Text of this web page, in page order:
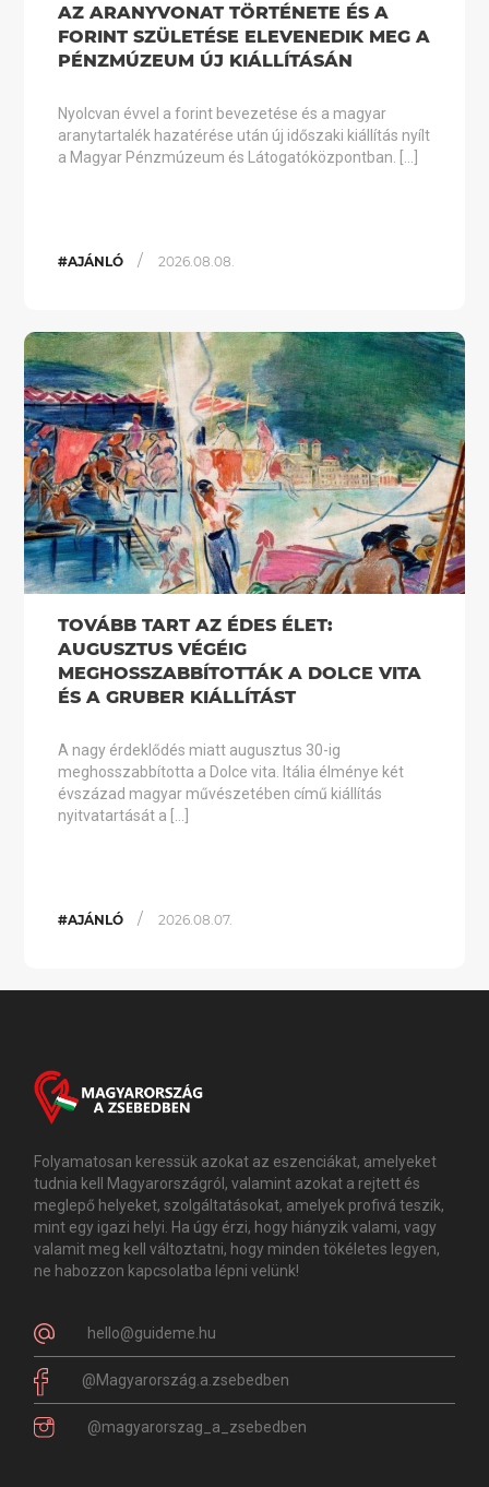
AZ ARANYVONAT TÖRTÉNETE ÉS A
FORINT SZÜLETÉSE ELEVENEDIK MEG A
PÉNZMÚZEUM ÚJ KIÁLLÍTÁSÁN
Nyolcvan évvel a forint bevezetése és a magyar
aranytartalék hazatérése után új időszaki kiállítás nyílt
a Magyar Pénzmúzeum és Látogatóközpontban. […]
#AJÁNLÓ / 2026.08.08.
TOVÁBB TART AZ ÉDES ÉLET:
AUGUSZTUS VÉGÉIG
MEGHOSSZABBÍTOTTÁK A DOLCE VITA
ÉS A GRUBER KIÁLLÍTÁST
A nagy érdeklődés miatt augusztus 30-ig
meghosszabbította a Dolce vita. Itália élménye két
évszázad magyar művészetében című kiállítás
nyitvatartását a […]
#AJÁNLÓ / 2026.08.07.
Folyamatosan keressük azokat az eszenciákat, amelyeket
tudnia kell Magyarországról, valamint azokat a rejtett és
meglepő helyeket, szolgáltatásokat, amelyek profivá teszik,
mint egy igazi helyi. Ha úgy érzi, hogy hiányzik valami, vagy
valamit meg kell változtatni, hogy minden tökéletes legyen,
ne habozzon kapcsolatba lépni velünk!
hello@guideme.hu
@Magyarország.a.zsebedben
@magyarorszag_a_zsebedben